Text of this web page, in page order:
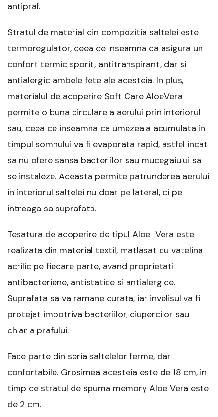
antipraf.
Stratul de material din compozitia saltelei este
termoregulator, ceea ce inseamna ca asigura un
confort termic sporit, antitranspirant, dar si
antialergic ambele fete ale acesteia. In plus,
materialul de acoperire Soft Care AloeVera
permite o buna circulare a aerului prin interiorul
sau, ceea ce inseamna ca umezeala acumulata in
timpul somnului va fi evaporata rapid, astfel incat
sa nu ofere sansa bacteriilor sau mucegaiului sa
se instaleze. Aceasta permite patrunderea aerului
in interiorul saltelei nu doar pe lateral, ci pe
intreaga sa suprafata.
Tesatura de acoperire de tipul Aloe Vera este
realizata din material textil, matlasat cu vatelina
acrilic pe fiecare parte, avand proprietati
antibacteriene, antistatice si antialergice.
Suprafata sa va ramane curata, iar invelisul va fi
protejat impotriva bacteriilor, ciupercilor sau
chiar a prafului.
Face parte din seria saltelelor ferme, dar
confortabile. Grosimea acesteia este de 18 cm, in
timp ce stratul de spuma memory Aloe Vera este
de 2 cm.